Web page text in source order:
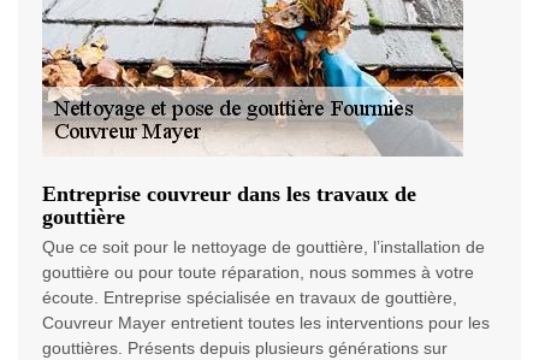
Entreprise couvreur dans les travaux de
gouttière
Que ce soit pour le nettoyage de gouttière, l’installation de
gouttière ou pour toute réparation, nous sommes à votre
écoute. Entreprise spécialisée en travaux de gouttière,
Couvreur Mayer entretient toutes les interventions pour les
gouttières. Présents depuis plusieurs générations sur